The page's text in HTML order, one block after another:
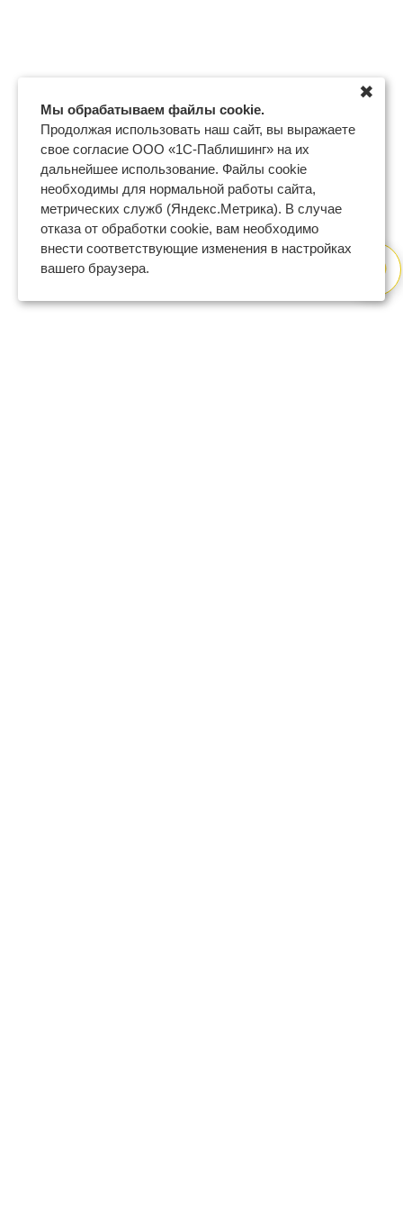
Мы обрабатываем файлы cookie.
Продолжая использовать наш сайт, вы выражаете
свое согласие ООО «1С-Паблишинг» на их
дальнейшее использование. Файлы cookie
необходимы для нормальной работы сайта,
метрических служб (Яндекс.Метрика). В случае
отказа от обработки cookie, вам необходимо
внести соответствующие изменения в настройках
вашего браузера.
✖